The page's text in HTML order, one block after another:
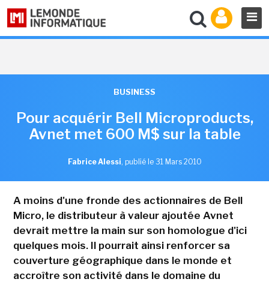
BUSINESS
Pour acquérir Bell Microproducts,
Avnet met 600 M$ sur la table
Fabrice Alessi, publié le 31 Mars 2010
A moins d'une fronde des actionnaires de Bell
Micro, le distributeur à valeur ajoutée Avnet
devrait mettre la main sur son homologue d'ici
quelques mois. Il pourrait ainsi renforcer sa
couverture géographique dans le monde et
accroître son activité dans le domaine du